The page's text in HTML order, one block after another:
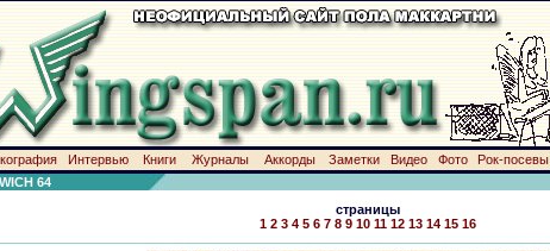
Интервью Книги Журналы Аккорды Заметки Видео Фото Рок-посевы
64
страницы
1 2 3 4 5 6 7 8 9 10 11 12 13 14 15 16